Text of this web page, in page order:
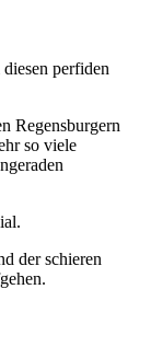
perfiden
Regensburgern
so viele
der schieren